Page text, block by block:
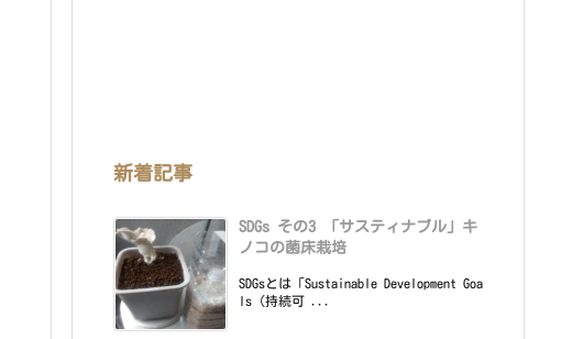
新着記事
SDGs その3 「サスティナブル」キ
ノコの菌床栽培
SDGsとは「Sustainable Development Goa
ls（持続可 ...